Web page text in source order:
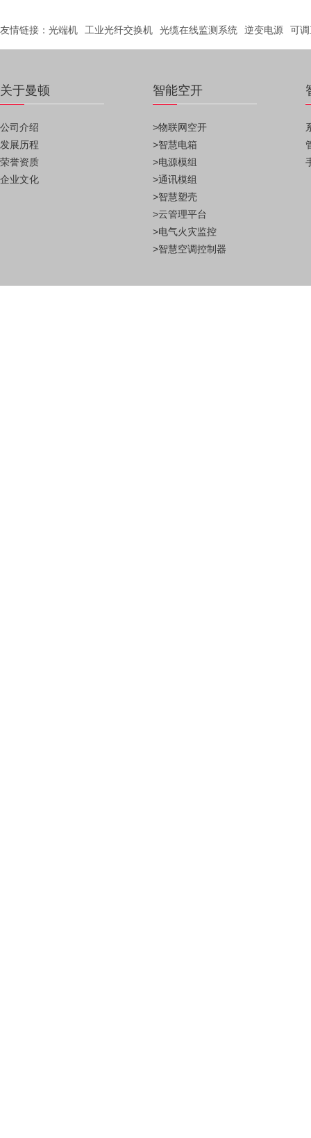
友情链接： 光端机 工业光纤交换机 光缆在线监测系统 逆变电源 可
关于曼顿
公司介绍
发展历程
荣誉资质
企业文化
智能空开
>物联网空开
>智慧电箱
>电源模组
>通讯模组
>智慧塑壳
>云管理平台
>电气火灾监控
>智慧空调控制器